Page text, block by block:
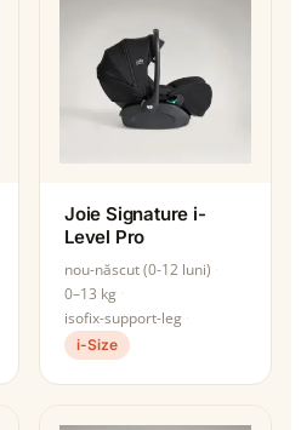
Joie Signature i-
Level Pro
nou-născut (0-12 luni)
0–13 kg
isofix-support-leg
i-Size